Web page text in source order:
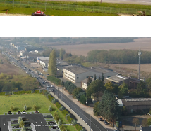
SUPERMARCHE «